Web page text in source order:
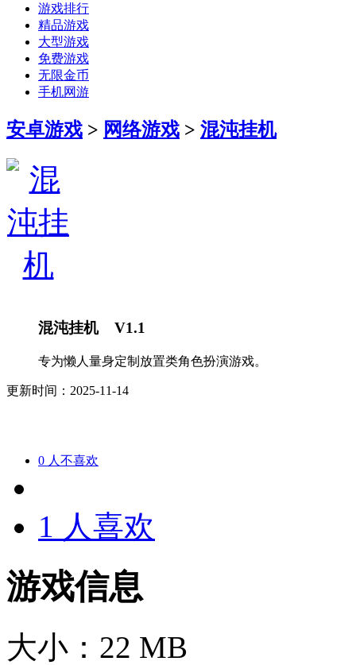
游戏排行
精品游戏
大型游戏
免费游戏
无限金币
手机网游
安卓游戏 > 网络游戏 > 混沌挂机
混沌挂机 V1.1
专为懒人量身定制放置类角色扮演游戏。
更新时间：2025-11-14
0 人不喜欢
1 人喜欢
游戏信息
大小： 22 MB